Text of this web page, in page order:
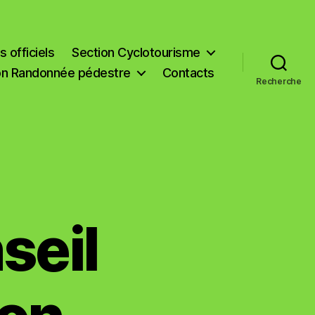
officiels
Section Cyclotourisme
Randonnée pédestre
Contacts
Recherche